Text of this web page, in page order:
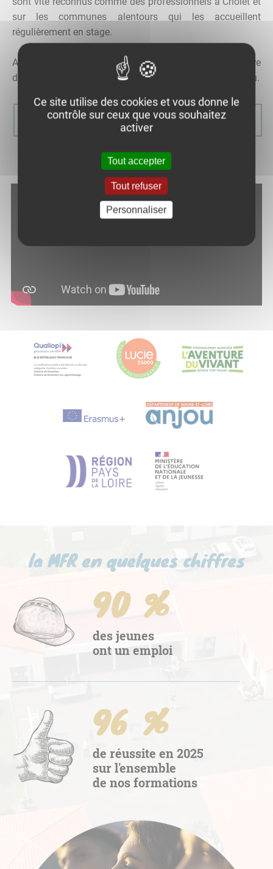
sur les communes alentours qui les accueillent
régulièrement en stage.
A la Romagne, c'est le rythme de la formation qui diffère
de celui proposé par les lycées de Cholet et de Beaupréau.
En savoir plus
La MFR en vidéo
la MFR en quelques chiffres
90 %
des jeunes
ont un emploi
96 %
de réussite en 2025
sur l'ensemble
de nos formations
Ce site utilise des cookies et vous donne le
contrôle sur ceux que vous souhaitez
activer
Tout accepter
Tout refuser
Personnaliser